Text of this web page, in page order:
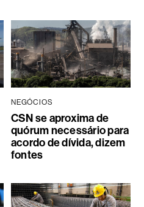
NEGÓCIOS
CSN se aproxima de
quórum necessário para
acordo de dívida, dizem
fontes